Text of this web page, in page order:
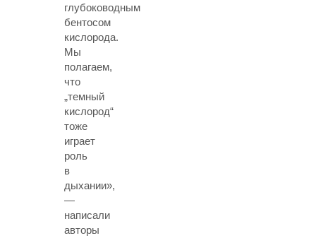
глубоководным
бентосом
кислорода.
Мы
полагаем,
что
„темный
кислород“
тоже
играет
роль
в
дыхании»,
—
написали
авторы